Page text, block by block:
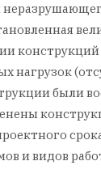
нагрузок
были
и видов